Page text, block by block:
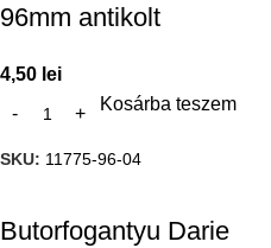
96mm antikolt
4,50 lei
Kosárba teszem
SKU: 11775-96-04
Butorfogantyu Darie